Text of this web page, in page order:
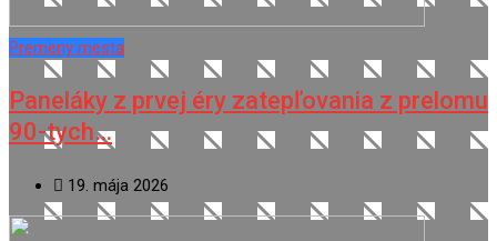
Premeny mesta
Paneláky z prvej éry zatepľovania z prelomu
90-tych…
19. mája 2026